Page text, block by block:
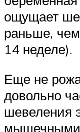
ощущает
раньше,
14 неделе).
Еще не
довольно
шевеления
мышечными